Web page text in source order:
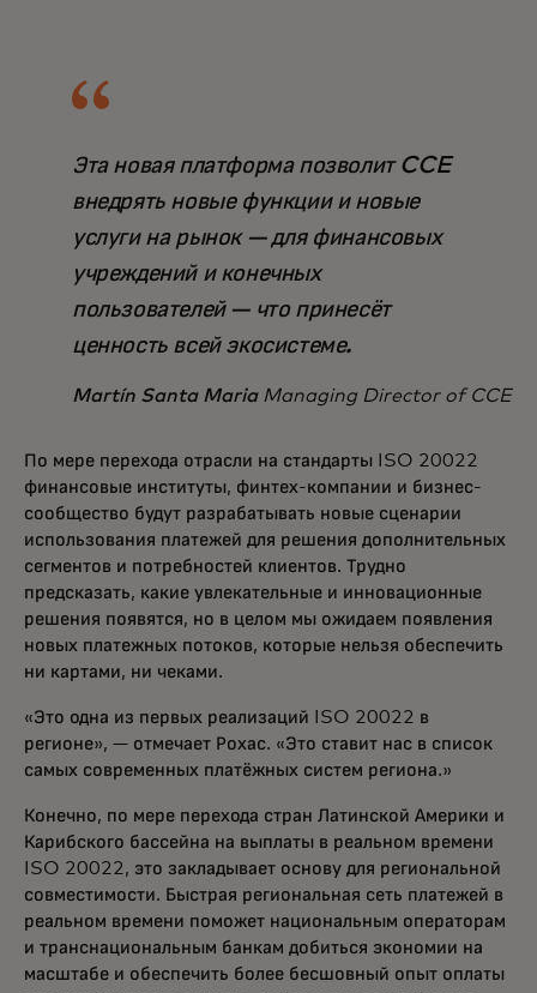
Эта новая платформа позволит CCE
внедрять новые функции и новые
услуги на рынок — для финансовых
учреждений и конечных
пользователей — что принесёт
ценность всей экосистеме.
Martín Santa Maria Managing Director of CCE
По мере перехода отрасли на стандарты ISO 20022
финансовые институты, финтех-компании и бизнес-
сообщество будут разрабатывать новые сценарии
использования платежей для решения дополнительных
сегментов и потребностей клиентов. Трудно
предсказать, какие увлекательные и инновационные
решения появятся, но в целом мы ожидаем появления
новых платежных потоков, которые нельзя обеспечить
ни картами, ни чеками.
«Это одна из первых реализаций ISO 20022 в
регионе», — отмечает Рохас. «Это ставит нас в список
самых современных платёжных систем региона.»
Конечно, по мере перехода стран Латинской Америки и
Карибского бассейна на выплаты в реальном времени
ISO 20022, это закладывает основу для региональной
совместимости. Быстрая региональная сеть платежей в
реальном времени поможет национальным операторам
и транснациональным банкам добиться экономии на
масштабе и обеспечить более бесшовный опыт оплаты